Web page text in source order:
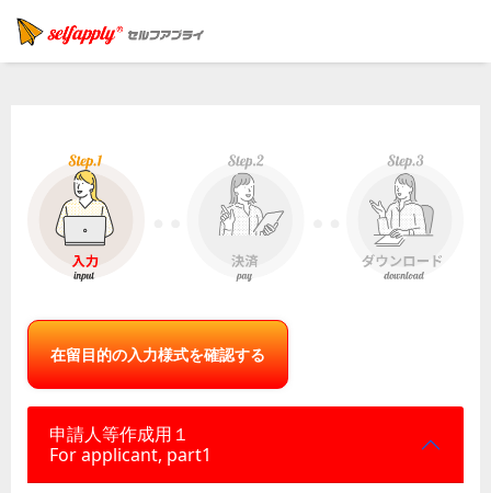
在留目的の入力様式を確認する
申請人等作成用１
For applicant, part1